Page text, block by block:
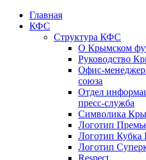
Главная
КФС
Структура КФС
О Крымском
Руководство
Офис-
союза
Отдел
пресс-служба
Символика
Логотип
Логотип Кубка
Логотип
Respect